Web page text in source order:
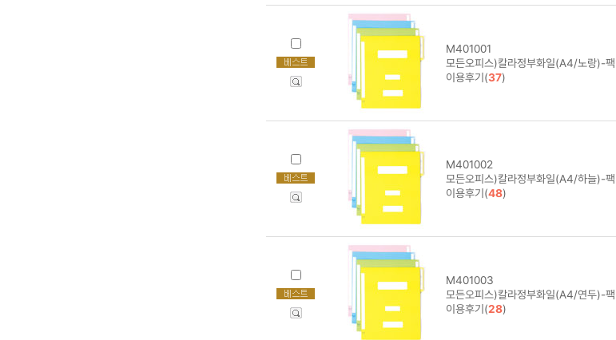
M401001
모든오피스)칼라정부화일(A4/노랑)-
이용후기(37)
M401002
모든오피스)칼라정부화일(A4/하늘)-
이용후기(48)
M401003
모든오피스)칼라정부화일(A4/연두)-
이용후기(28)